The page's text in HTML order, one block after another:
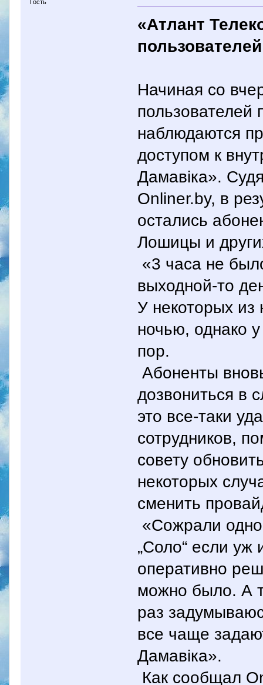
Гость
«Атлант
Начиная со
пользователей
наблюдаются
доступом к
Дамавiка».
Onliner.by, в
остались
Лошицы и
«3 часа не
выходной-то
У некоторых из
ночью, однако
пор.
Абоненты
дозвониться в
это все-таки
сотрудников,
совету
некоторых
сменить
«Сожрали
„Соло“ если уж
оперативно
можно было. А
раз
все чаще
Дамавiка».
Как сообщал